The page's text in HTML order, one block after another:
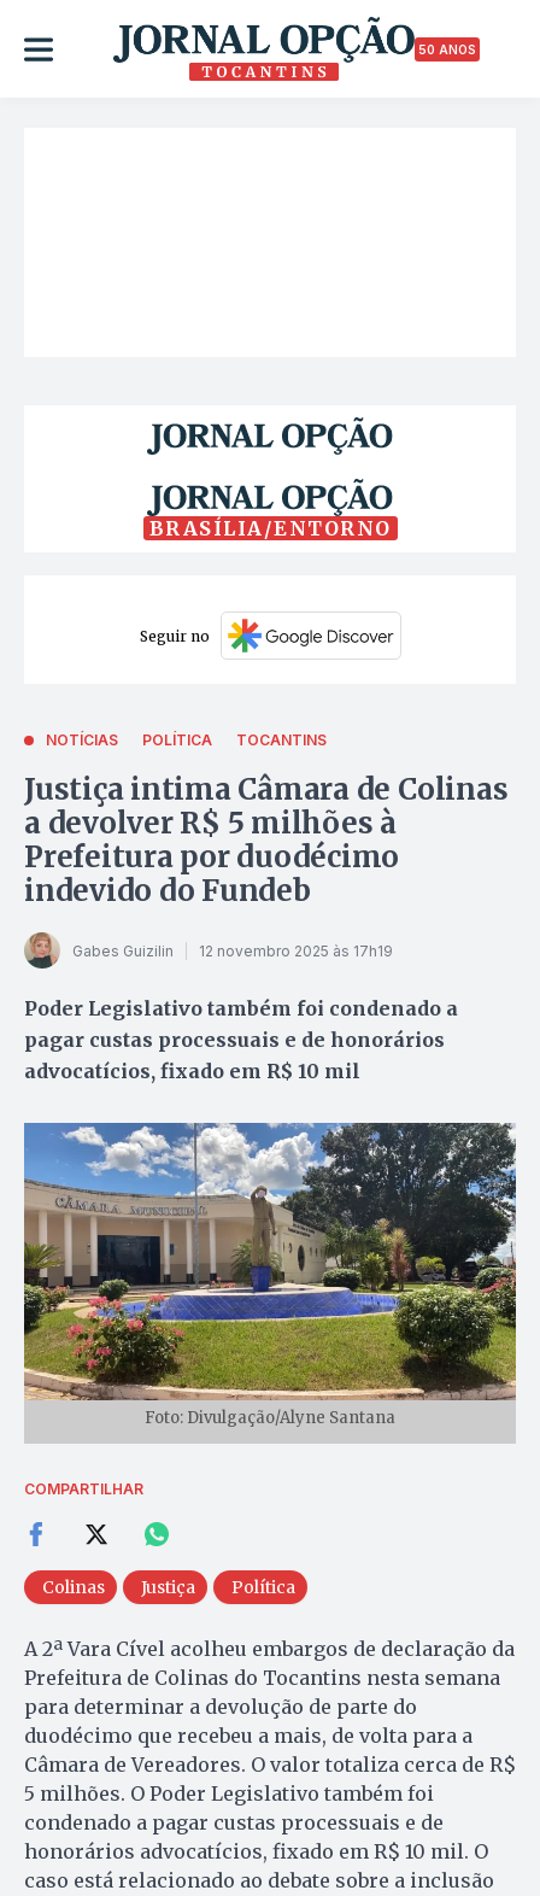
50 ANOS
BRASÍLIA/ENTORNO
Seguir no
NOTÍCIAS POLÍTICA TOCANTINS
Justiça intima Câmara de Colinas
a devolver R$ 5 milhões à
Prefeitura por duodécimo
indevido do Fundeb
Gabes Guizilin 12 novembro 2025 às 17h19
Poder Legislativo também foi condenado a
pagar custas processuais e de honorários
advocatícios, fixado em R$ 10 mil
Foto: Divulgação/Alyne Santana
COMPARTILHAR
Colinas Justiça Política
A 2ª Vara Cível acolheu embargos de declaração da
Prefeitura de Colinas do Tocantins nesta semana
para determinar a devolução de parte do
duodécimo que recebeu a mais, de volta para a
Câmara de Vereadores. O valor totaliza cerca de R$
5 milhões. O Poder Legislativo também foi
condenado a pagar custas processuais e de
honorários advocatícios, fixado em R$ 10 mil. O
caso está relacionado ao debate sobre a inclusão